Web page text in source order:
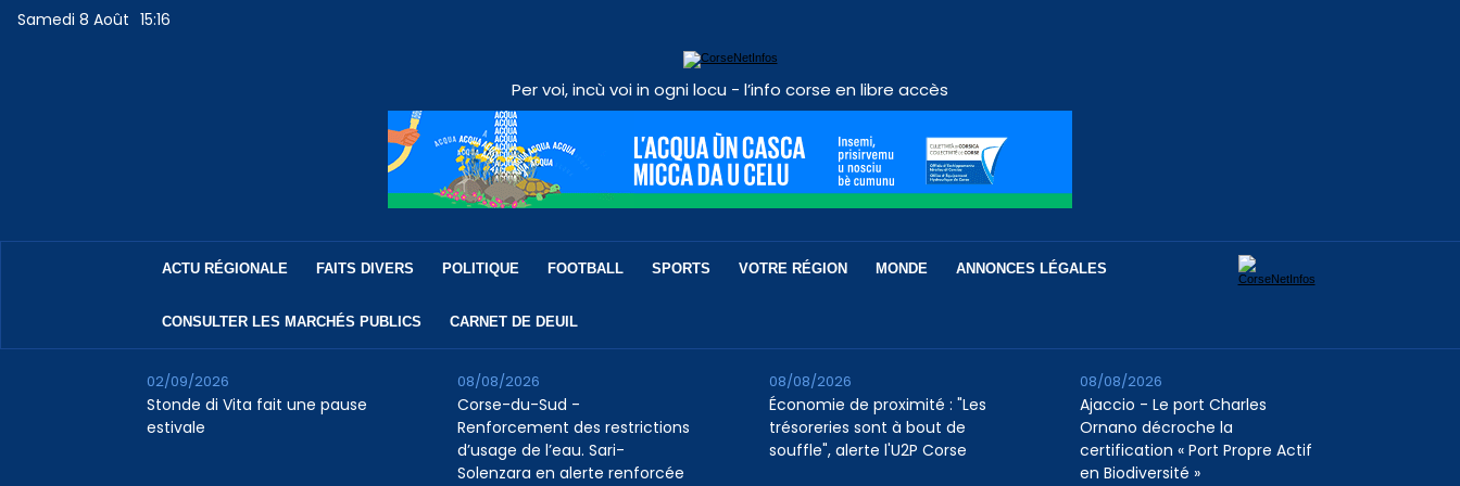
Samedi 8 Août 15:16
Per voi, incù voi in ogni locu - l’info corse en libre accès
ACTU RÉGIONALE FAITS DIVERS POLITIQUE FOOTBALL SPORTS VOTRE RÉGION MONDE ANNONCES LÉGALES
CONSULTER LES MARCHÉS PUBLICS CARNET DE DEUIL
Stonde di Vita fait une pause
estivale
02/09/2026
Corse-du-Sud -
Renforcement des restrictions
d’usage de l’eau. Sari-
Solenzara en alerte renforcée
08/08/2026
Économie de proximité : "Les
trésoreries sont à bout de
souffle", alerte l'U2P Corse
08/08/2026
Ajaccio - Le port Charles
Ornano décroche la
certification « Port Propre Actif
en Biodiversité »
08/08/2026